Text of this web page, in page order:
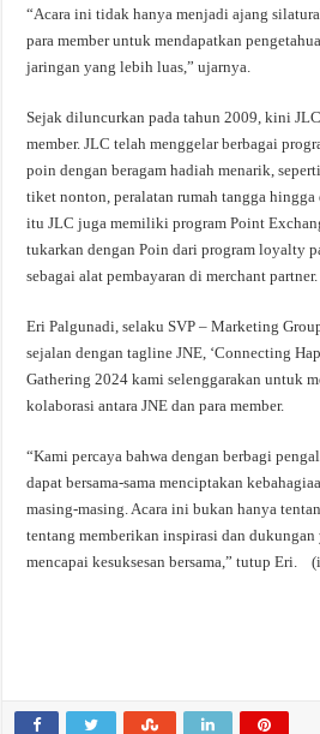
“Acara ini tidak hanya menjadi ajang
para member untuk mendapatkan
jaringan yang lebih luas,” ujarnya.
Sejak diluncurkan pada tahun 2009, kini
member. JLC telah menggelar berbagai
poin dengan beragam hadiah menarik,
tiket nonton, peralatan rumah tangga
itu JLC juga memiliki program Point
tukarkan dengan Poin dari program loyalty
sebagai alat pembayaran di merchant partner.
Eri Palgunadi, selaku SVP – Marketing
sejalan dengan tagline JNE, ‘Connecting
Gathering 2024 kami selenggarakan untuk
kolaborasi antara JNE dan para member.
“Kami percaya bahwa dengan berbagi
dapat bersama-sama menciptakan
masing-masing. Acara ini bukan hanya
tentang memberikan inspirasi dan
mencapai kesuksesan bersama,” tutup Eri.